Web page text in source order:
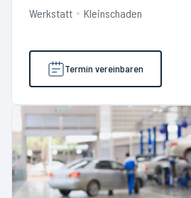
Werkstatt Kleinschaden
Termin vereinbaren